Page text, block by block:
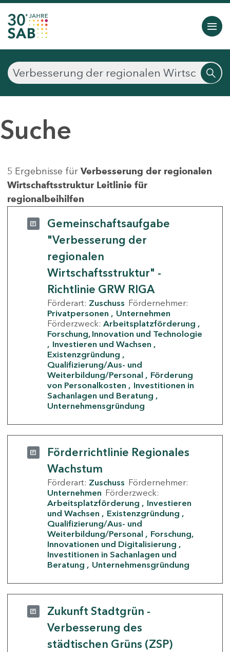
Suche
5 Ergebnisse für Verbesserung der regionalen
Wirtschaftsstruktur Leitlinie für
regionalbeihilfen
Gemeinschaftsaufgabe
"Verbesserung der
regionalen
Wirtschaftsstruktur" -
Richtlinie GRW RIGA
Förderart: Zuschuss Fördernehmer:
Privatpersonen
Unternehmen
Förderzweck: Arbeitsplatzförderung
Forschung, Innovation und Technologie
Investieren und Wachsen
Existenzgründung
Qualifizierung/Aus- und
Weiterbildung/Personal
Förderung
von Personalkosten
Investitionen in
Sachanlagen und Beratung
Unternehmensgründung
Förderrichtlinie Regionales
Wachstum
Förderart: Zuschuss Fördernehmer:
Unternehmen Förderzweck:
Arbeitsplatzförderung
Investieren
und Wachsen
Existenzgründung
Qualifizierung/Aus- und
Weiterbildung/Personal
Forschung,
Innovationen und Digitalisierung
Investitionen in Sachanlagen und
Beratung
Unternehmensgründung
Zukunft Stadtgrün -
Verbesserung des
städtischen Grüns (ZSP)